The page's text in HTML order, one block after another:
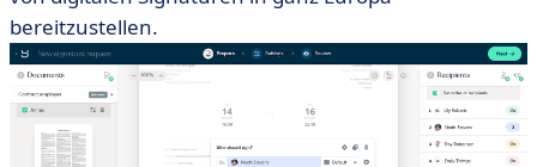
bereitzustellen.